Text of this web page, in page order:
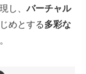
し、バーチャル
めとする多彩な